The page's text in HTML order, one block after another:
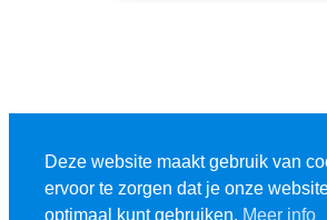
Deze website maakt gebruik van
ervoor te zorgen dat je onze
optimaal kunt gebruiken. Meer info